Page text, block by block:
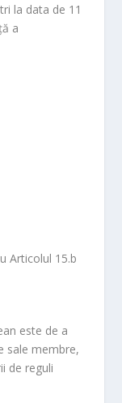
la data de 11
a
Articolul 15.b
este de a
sale membre,
de reguli